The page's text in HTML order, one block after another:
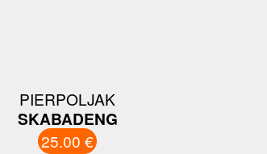
PIERPOLJAK
SKABADENG
25.00 €